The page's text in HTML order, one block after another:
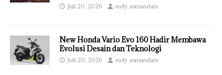
Juli 20, 2026 rudy asmandara
New Honda Vario Evo 160 Hadir Membawa
Evolusi Desain dan Teknologi
Juli 20, 2026 rudy asmandara